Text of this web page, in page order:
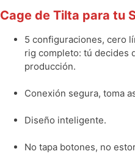
Cage de Tilta para tu
5 configuraciones, cero
rig completo: tú decides
producción.
Conexión segura, toma
Diseño inteligente.
No tapa botones, no